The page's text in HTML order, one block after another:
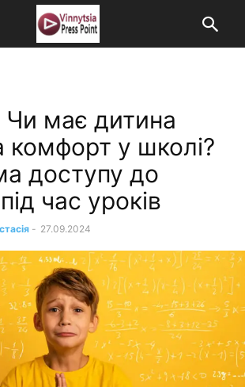
Чи має дитина
комфорт у школі?
доступу до
час уроків
- 27.09.2024